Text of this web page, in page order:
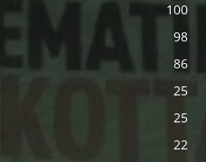
100
98
86
25
25
22